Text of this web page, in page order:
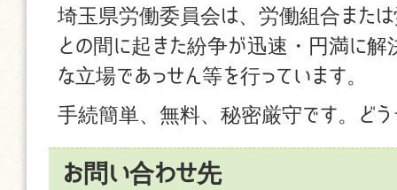
埼玉県労働委員会は、労働組合また
との間に起きた紛争が迅速・円満に解
な立場であっせん等を行っています。
手続簡単、無料、秘密厳守です。どう
お問い合わせ先